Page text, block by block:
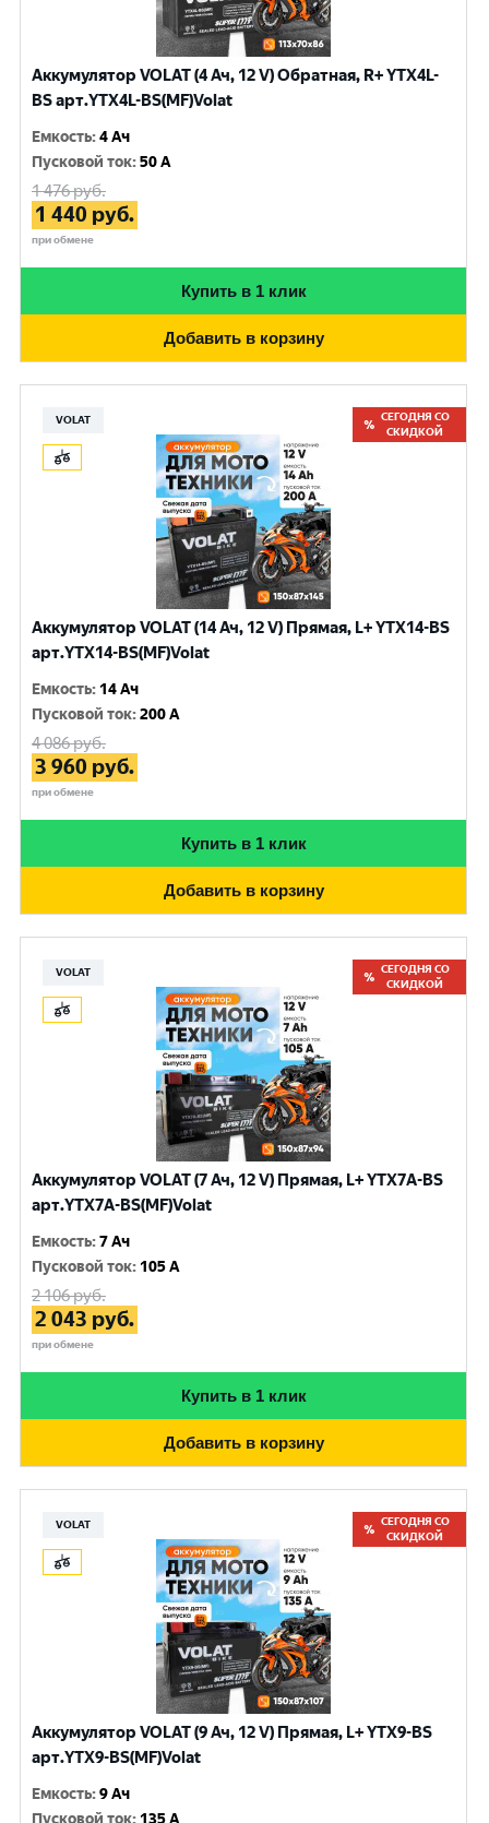
Аккумулятор VOLAT (4 Ач, 12 V) Обратная, R+ YTX4L-
BS арт.YTX4L-BS(MF)Volat
Емкость:4 Ач
Пусковой ток:50 A
1 476руб.
1 440 руб.
при обмене
Купить в 1 клик
Добавить в корзину
VOLAT
СЕГОДНЯ СО
СКИДКОЙ
Аккумулятор VOLAT (14 Ач, 12 V) Прямая, L+ YTX14-BS
арт.YTX14-BS(MF)Volat
Емкость: 14 Ач
Пусковой ток:200 A
4 086руб.
3 960 руб.
при обмене
Купить в 1 клик
Добавить в корзину
VOLAT
СЕГОДНЯ СО
СКИДКОЙ
Аккумулятор VOLAT (7 Ач, 12 V) Прямая, L+ YTX7A-BS
арт.YTX7A-BS(MF)Volat
Емкость:7 Ач
Пусковой ток: 105 A
2 106руб.
2 043 руб.
при обмене
Купить в 1 клик
Добавить в корзину
VOLAT
СЕГОДНЯ СО
СКИДКОЙ
Аккумулятор VOLAT (9 Ач, 12 V) Прямая, L+ YTX9-BS
арт.YTX9-BS(MF)Volat
Емкость:9 Ач
Пусковой ток: 135 A